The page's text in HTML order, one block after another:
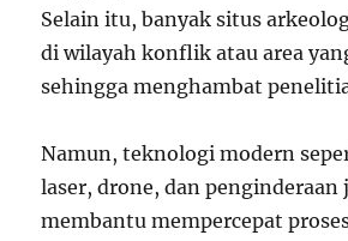
Selain itu, banyak situs
di wilayah konflik atau area
sehingga menghambat
Namun, teknologi modern
laser, drone, dan
membantu mempercepat